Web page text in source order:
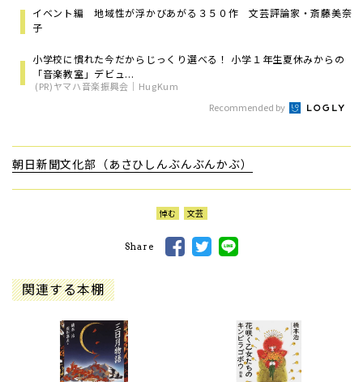
イベント編 地域性が浮かびあがる３５０作 文芸評論家・斎藤美奈
子
小学校に慣れた今だからじっくり選べる！ 小学１年生夏休みからの
「音楽教室」デビュ...
(PR)ヤマハ音楽振興会｜HugKum
Recommended by
朝日新聞文化部（あさひしんぶんぶんかぶ）
悼む 文芸
Share
関連する本棚